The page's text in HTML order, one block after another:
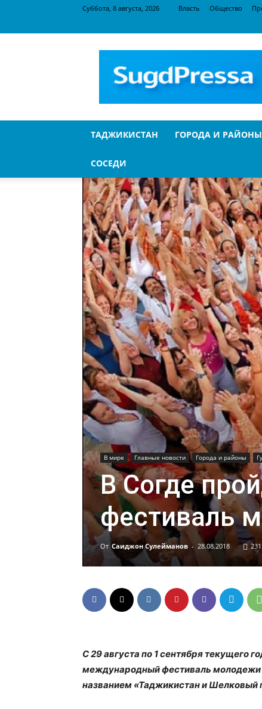
Суббота, 8 августа, 2026 Власть Общество
ТАДЖИКИСТАН ГОРОДА И РАЙОНЫ
СОСЕДИ
В мире Главные новости Города и районы
В Согде
фестиваль
От Саиджон Сулейманов - 28.08.2018 231
С 29 августа по 1 сентября текущего
международный фестиваль молодежи
названием «Таджикистан и Шелковый